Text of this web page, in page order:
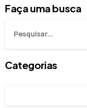
Faça uma busca
Categorias